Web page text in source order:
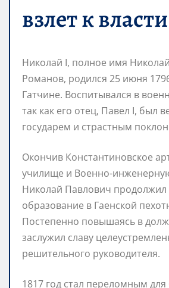
взлет к власти
Николай I, полное имя
Романов, родился 25 июня
Гатчине. Воспитывался в
так как его отец, Павел I, был
государем и страстным
Окончив Константиновское
училище и Военно-
Николай Павлович продолжил
образование в Гаенской
Постепенно повышаясь в
заслужил славу
решительного руководителя.
1817 год стал переломным для